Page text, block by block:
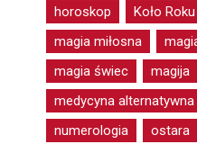
horoskop
Koło Roku
magia miłosna
magia świec
magija
medycyna alternatywna
numerologia
ostara